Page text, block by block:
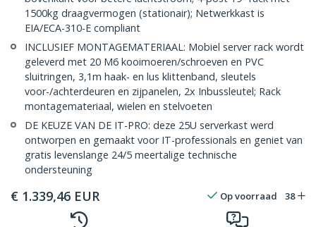
1500kg draagvermogen (stationair); Netwerkkast is
EIA/ECA-310-E compliant
INCLUSIEF MONTAGEMATERIAAL: Mobiel server rack wordt
geleverd met 20 M6 kooimoeren/schroeven en PVC
sluitringen, 3,1m haak- en lus klittenband, sleutels
voor-/achterdeuren en zijpanelen, 2x Inbussleutel; Rack
montagemateriaal, wielen en stelvoeten
DE KEUZE VAN DE IT-PRO: deze 25U serverkast werd
ontworpen en gemaakt voor IT-professionals en geniet van
gratis levenslange 24/5 meertalige technische
ondersteuning
€ 1.339,46 EUR Op voorraad 38